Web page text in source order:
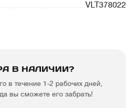
VLT378022
В НАЛИЧИИ?
в течение 1-2 рабочих дней,
вы сможете его забрать!